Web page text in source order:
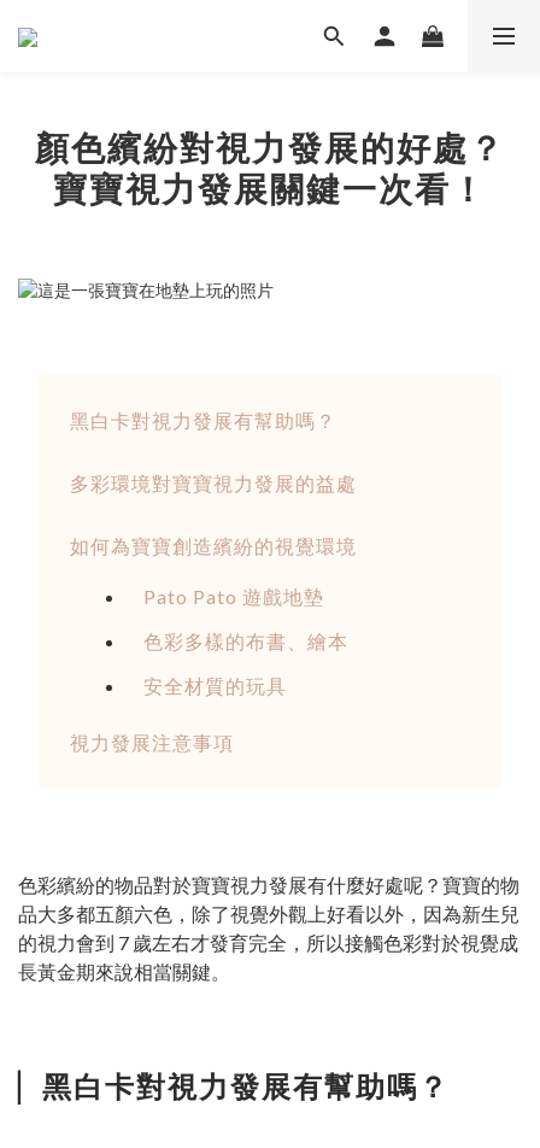
顏色繽紛對視力發展的好處？
寶寶視力發展關鍵一次看！
黑白卡對視力發展有幫助嗎？
多彩環境對寶寶視力發展的益處
如何為寶寶創造繽紛的視覺環境
Pato Pato 遊戲地墊
色彩多樣的布書、繪本
安全材質的玩具
視力發展注意事項
色彩繽紛的物品對於寶寶視力發展有什麼好處呢？寶寶的物
品大多都五顏六色，除了視覺外觀上好看以外，因為新生兒
的視力會到 7 歲左右才發育完全，所以接觸色彩對於視覺成
長黃金期來說相當關鍵。
黑白卡對視力發展有幫助嗎？